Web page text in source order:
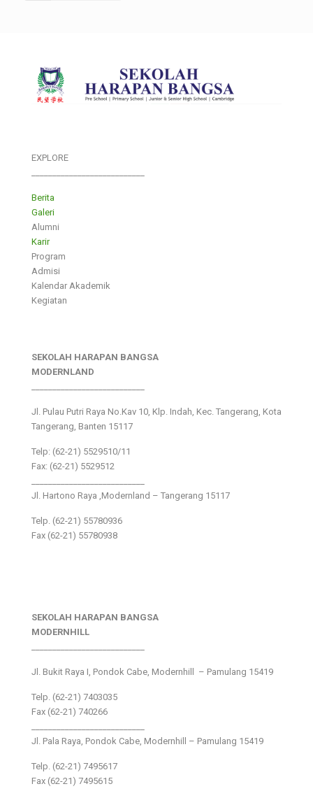
EXPLORE
Berita
Galeri
Alumni
Karir
Program
Admisi
Kalendar Akademik
Kegiatan
SEKOLAH HARAPAN BANGSA
MODERNLAND
Jl. Pulau Putri Raya No.Kav 10, Klp. Indah, Kec. Tangerang, Kota
Tangerang, Banten 15117
Telp: (62-21) 5529510/11
Fax: (62-21) 5529512
Jl. Hartono Raya ,Modernland – Tangerang 15117
Telp. (62-21) 55780936
Fax (62-21) 55780938
SEKOLAH HARAPAN BANGSA
MODERNHILL
Jl. Bukit Raya I, Pondok Cabe, Modernhill – Pamulang 15419
Telp. (62-21) 7403035
Fax (62-21) 740266
Jl. Pala Raya, Pondok Cabe, Modernhill – Pamulang 15419
Telp. (62-21) 7495617
Fax (62-21) 7495615